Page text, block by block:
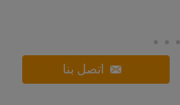
اتصل بنا